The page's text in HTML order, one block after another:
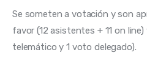
Se someten a votación y son
favor (12 asistentes + 11 on
telemático y 1 voto delegado).